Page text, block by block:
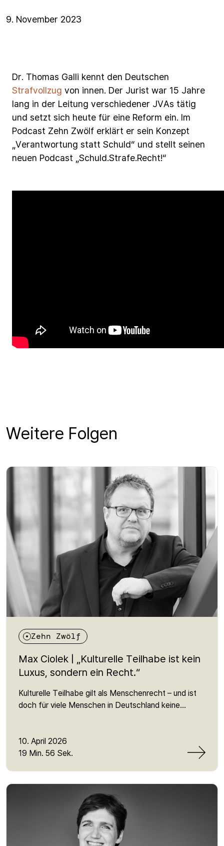
9. November 2023
Dr. Thomas Galli kennt den Deutschen
Strafvollzug von innen. Der Jurist war 15 Jahre
lang in der Leitung verschiedener JVAs tätig
und setzt sich heute für eine Reform ein. Im
Podcast Zehn Zwölf erklärt er sein Konzept
„Verantwortung statt Schuld“ und stellt seinen
neuen Podcast „Schuld.Strafe.Recht!“
Weitere Folgen
Zehn Zwölf
Max Ciolek | „Kulturelle Teilhabe ist kein
Luxus, sondern ein Recht.“
Kulturelle Teilhabe gilt als Menschenrecht – und ist
doch für viele Menschen in Deutschland keine
darüber, warum der Zugang zu Kultur noch immer
stark von sozialen Faktoren abhängt – und weshalb
Verantwortung und die Frage, warum kulturelle
Teilhabe mehr ist als ein Freizeitangebot: nämlich
eine Voraussetzung für Zugehörigkeit, Ausdruck und
demokratische Beteiligung. Eine Folge über ein
10. April 2026
19 Min. 56 Sek.